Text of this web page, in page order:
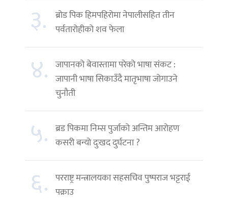
३.
ब्रोड पिक हिमपहिरोमा नेपालीसहित तीन
पर्वतारोहीको शव फेला
४. जापानको बेवास्तामा परेको भाषा संकट :
जापानी भाषा सिकाउँदै मातृभाषा जोगाउने
चुनौती
५. ब्रड पिकमा निम्स पुर्जाको अन्तिम आरोहण
कसरी बन्यो दुःखद दुर्घटना ?
६. परराष्ट्र मन्त्रालयका सहसचिव पुष्पराज भट्टराई
पक्राउ